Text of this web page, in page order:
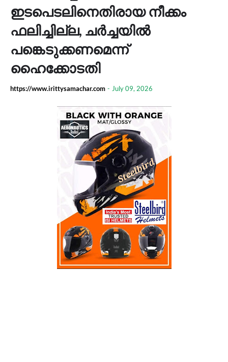
ഇടപെടലിനെതിരായ നീക്കം
ഫലിച്ചില്ല, ചർച്ചയിൽ
പങ്കെടുക്കണമെന്ന്
ഹൈക്കോടതി
https://www.irittysamachar.com - July 09, 2026